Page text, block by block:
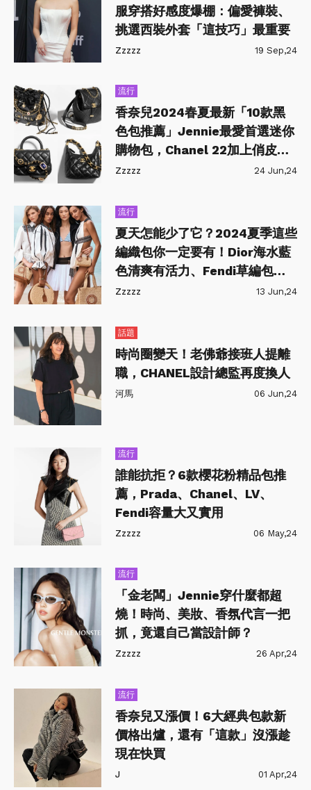
服穿搭好感度爆棚：偏愛褲裝、
挑選西裝外套「這技巧」最重要
Zzzzz 19 Sep,24
流行
香奈兒2024春夏最新「10款黑
色包推薦」Jennie最愛首選迷你
購物包，Chanel 22加上俏皮吊
飾可愛感爆棚
Zzzzz 24 Jun,24
流行
夏天怎能少了它？2024夏季這些
編織包你一定要有！Dior海水藍
色清爽有活力、Fendi草編包環
保還能做公益
Zzzzz 13 Jun,24
話題
時尚圈變天！老佛爺接班人提離
職，CHANEL設計總監再度換人
河馬 06 Jun,24
流行
誰能抗拒？6款櫻花粉精品包推
薦，Prada、Chanel、LV、
Fendi容量大又實用
Zzzzz 06 May,24
流行
「金老闆」Jennie穿什麼都超
燒！時尚、美妝、香氛代言一把
抓，竟還自己當設計師？
Zzzzz 26 Apr,24
流行
香奈兒又漲價！6大經典包款新
價格出爐，還有「這款」沒漲趁
現在快買
J 01 Apr,24